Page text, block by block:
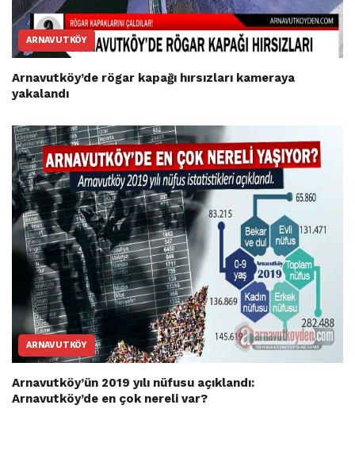
ARNAVUTKÖY
Arnavutköy’de rögar kapağı hırsızları kameraya
yakalandı
ARNAVUTKÖY
Arnavutköy’ün 2019 yılı nüfusu açıklandı:
Arnavutköy’de en çok nereli var?